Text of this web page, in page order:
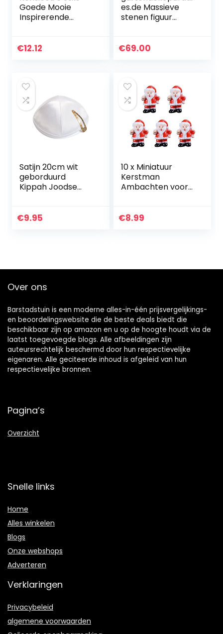
Goede Mooie
Inspirerende
Sterkte Siliconen
€12.12
es.de Massieve
stenen figuur
steen
€69.00
Satijn 20cm wit
geborduurd
Kippah Joodse
€9.95
10 x Miniatuur
Kerstman
Ambachten voor
Landschap/Bonsai
€8.99
Over ons
Barstadstuin is een moderne alles-in-één prijsvergelijkings-
en beoordelingswebsite die de beste deals biedt die
beschikbaar zijn op amazon en u op de hoogte houdt via de
laatst toegevoegde blogs. Alle afbeeldingen zijn
auteursrechtelijk beschermd door hun respectievelijke
eigenaren. Alle geciteerde inhoud is afgeleid van hun
respectievelijke bronnen.
Pagina’s
Overzicht
Snelle links
Home
Alles winkelen
Blogs
Onze webshops
Adverteren
Verklaringen
Privacybeleid
algemene voorwaarden